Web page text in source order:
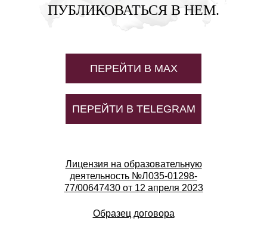
ПУБЛИКОВАТЬСЯ В НЕМ.
ПЕРЕЙТИ В MAX
ПЕРЕЙТИ В TELEGRAM
Лицензия на образовательную
деятельность №Л035-01298-
77/00647430 от 12 апреля 2023
Образец договора